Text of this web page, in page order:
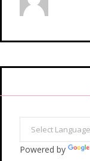
Powered by